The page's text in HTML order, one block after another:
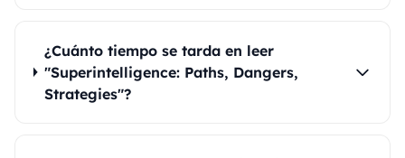
¿Cuánto tiempo se tarda en leer
"Superintelligence: Paths, Dangers,
Strategies"?